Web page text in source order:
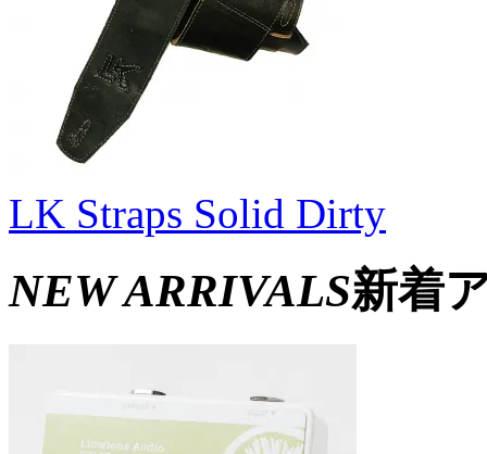
LK Straps Solid Dirty
NEW ARRIVALS新着